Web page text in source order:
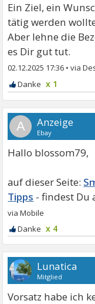
Ein Ziel, ein
tätig werden
Aber lehne die
es Dir gut tut.
02.12.2025 17:36 •
x 1
A
Hallo blossom79,
Tipps
x 4
Lunatica
Mitglied
Vorsatz habe ich